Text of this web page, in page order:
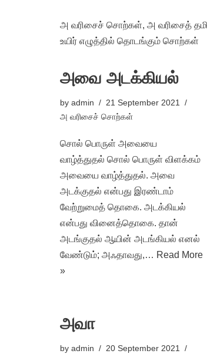
அ வரிசைச் சொற்கள், அ வரிசைத்
உயிர் எழுத்தில் தொடங்கும் சொற்கள்
அவை அடக்கியல்
by admin
21 September 2021
அ வரிசைச் சொற்கள்
சொல் பொருள் அவையை
வாழ்த்துதல் சொல் பொருள் விளக்கம்
அவையை வாழ்த்துதல். அவை
அடக்குதல் என்பது இரண்டாம்
வேற்றுமைத் தொகை. அடக்கியல்
என்பது வினைத்தொகை. தான்
அடங்குதல் ஆயின் அடங்கியல் எனல்
வேண்டும்; அஃதாவது,… Read More
»
அவா
by admin
20 September 2021